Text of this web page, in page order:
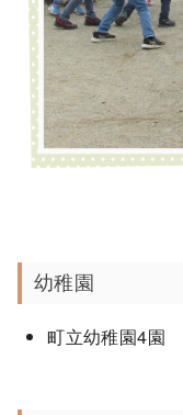
幼稚園
町立幼稚園4園